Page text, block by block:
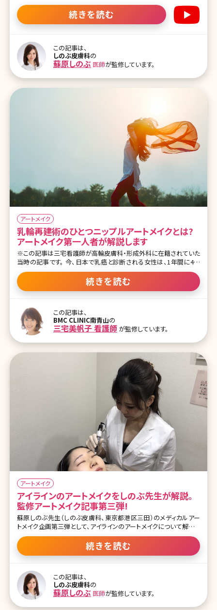
解説してくれました。 朝眉を描く時間がない、すっぴんでもしっかりし
た眉が欲しい、そもそも形がわからない……そんな女子がブチ当た
るお悩みにしのぶ先生が出した答えとは!? 今のアートメイクは、自然
うのかが分からないので、すっぴんでも綺麗に眉毛が残るように、先
生にデザインをお願いしたいです。 しのぶ先生（以下S）：そうですよ
ね。アートメイクをやりたい理由として、デザインが分からないことと
朝メイクするのが大変ということ、普段すっぴんでも綺麗にいたいと
じがあり
続きを読む
この記事は、
しのぶ皮膚科の
蘇原しのぶ 医師が監修しています。
アートメイク
乳輪再建術のひとつニップルアートメイクとは?
アートメイク第一人者が解説します
※この記事は三宅看護師が高輪皮膚科・形成外科に在籍されていた
当時の記事です。 今、日本で乳癌と診断される女性は、1年間に4万
人にのぼっています。 多種多様な治療法の一つに乳房切除がありま
す。 癌発生個所により乳頭・乳輪を残せる場合もありますが、乳頭・
乳輪ともに切除しなくてはいけない場合もあります。乳房、乳頭・乳
メイクで行う場合について述べたいと思います。 アートメイク以外の
乳輪の再建には、健側の乳輪に大きさがある場合には、健側の乳輪
の外側を採取して移植する方法や、大腿基部の色素沈着した部位の
皮膚を採取し移植する方法があります。その場合、長期間経過すると
色調がやや薄くなることがありますので、その際、アートメイクを用い
続きを読む
この記事は、
BMC CLINIC南青山の
三宅美帆子 看護師 が監修しています。
アートメイク
アイラインのアートメイクをしのぶ先生が解説。
監修アートメイク記事第三弾!
蘇原しのぶ先生（しのぶ皮膚科、東京都港区三田）のメディカルアー
トメイク企画第三弾として、アイラインのアートメイクについて解説し
ていただきました。 デザインが決まらなかったり、なかなか上手くアイ
ラインを描けないことってありますよね?多くの女性にある悩みの解
決を医療機関でしか受けられないアートメイクで。敏感な目元の施
ているかのような印象に! 日本では取り扱いがない、よく効く麻酔が
海外で出ているのが分かって、その麻酔を使うようになってから、眉
と変わらないぐらいの痛みでできるようになりました ーアートメイク
のアイラインについてお伺いします。目の周りの皮膚は他の部位と比
べて薄いと思いますが、痛みはありますか? しのぶ先生（以下S）：全く
続きを読む
この記事は、
しのぶ皮膚科の
蘇原しのぶ 医師が監修しています。